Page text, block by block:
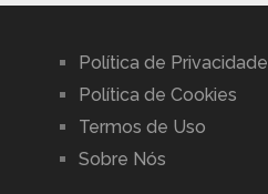
Política de Privacidade
Política de Cookies
Termos de Uso
Sobre Nós